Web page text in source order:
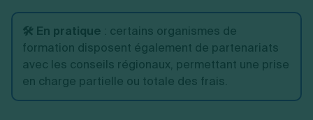
🛠️ En pratique : certains organismes de
formation disposent également de partenariats
avec les conseils régionaux, permettant une prise
en charge partielle ou totale des frais.